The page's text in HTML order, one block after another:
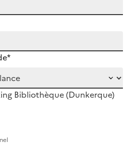
Bibliothèque (Dunkerque)